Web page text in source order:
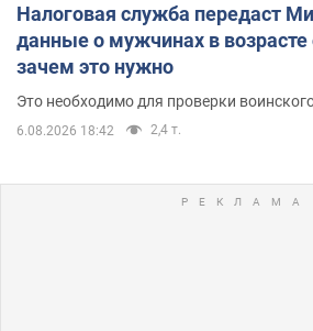
Налоговая служба передаст
данные о мужчинах в возрасте
зачем это нужно
Это необходимо для проверки
6.08.2026 18:42 2,4 т.